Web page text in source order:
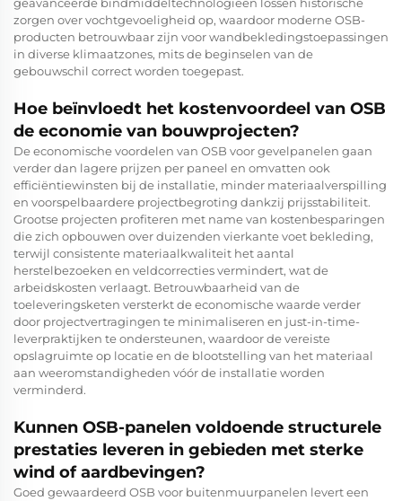
zorgen over vochtgevoeligheid op, waardoor moderne OSB-
producten betrouwbaar zijn voor wandbekledingstoepassingen
in diverse klimaatzones, mits de beginselen van de
gebouwschil correct worden toegepast.
Hoe beïnvloedt het kostenvoordeel van OSB
de economie van bouwprojecten?
De economische voordelen van OSB voor gevelpanelen gaan
verder dan lagere prijzen per paneel en omvatten ook
efficiëntiewinsten bij de installatie, minder materiaalverspilling
en voorspelbaardere projectbegroting dankzij prijsstabiliteit.
Grootse projecten profiteren met name van kostenbesparingen
die zich opbouwen over duizenden vierkante voet bekleding,
terwijl consistente materiaalkwaliteit het aantal
herstelbezoeken en veldcorrecties vermindert, wat de
arbeidskosten verlaagt. Betrouwbaarheid van de
toeleveringsketen versterkt de economische waarde verder
door projectvertragingen te minimaliseren en just-in-time-
leverpraktijken te ondersteunen, waardoor de vereiste
opslagruimte op locatie en de blootstelling van het materiaal
aan weeromstandigheden vóór de installatie worden
verminderd.
Kunnen OSB-panelen voldoende structurele
prestaties leveren in gebieden met sterke
wind of aardbevingen?
Goed gewaardeerd OSB voor buitenmuurpanelen levert een